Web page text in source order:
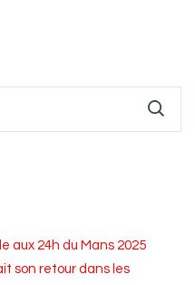
aux 24h du Mans 2025
son retour dans les